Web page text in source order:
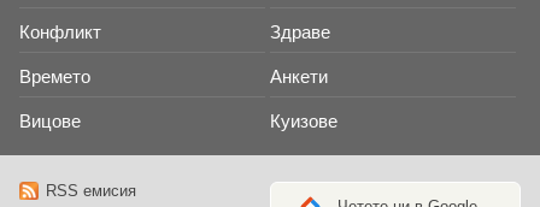
Конфликт Здраве
Времето Анкети
Вицове Куизове
RSS емисия